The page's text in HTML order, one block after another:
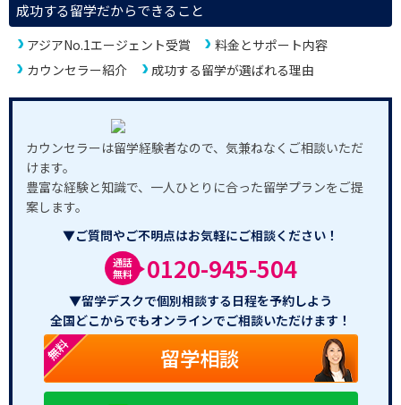
成功する留学だからできること
アジアNo.1エージェント受賞
料金とサポート内容
カウンセラー紹介
成功する留学が選ばれる理由
カウンセラーは留学経験者なので、気兼ねなくご相談いただ
けます。
豊富な経験と知識で、一人ひとりに合った留学プランをご提
案します。
▼ご質問やご不明点はお気軽にご相談ください！
通話
無料
0120-945-504
▼留学デスクで個別相談する日程を予約しよう
全国どこからでもオンラインでご相談いただけます！
無料 留学相談